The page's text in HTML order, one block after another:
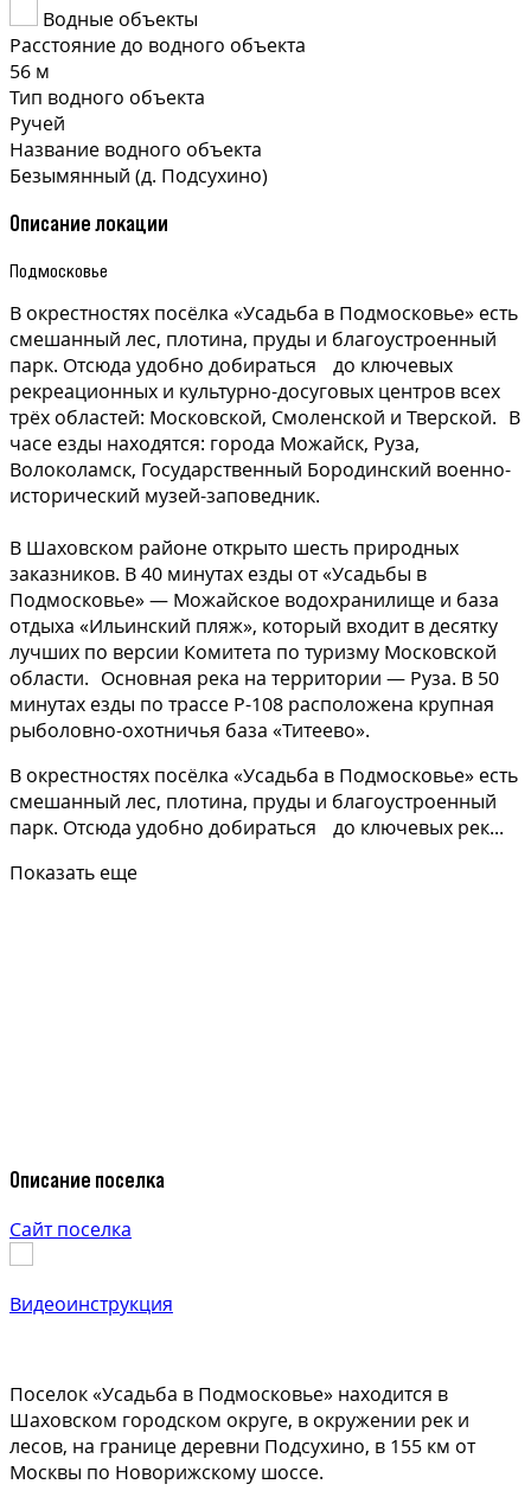
Водные объекты
Расстояние до водного объекта
56 м
Тип водного объекта
Ручей
Название водного объекта
Безымянный (д. Подсухино)
Описание локации
Подмосковье
В окрестностях посёлка «Усадьба в Подмосковье» есть
смешанный лес, плотина, пруды и благоустроенный
парк. Отсюда удобно добираться до ключевых
рекреационных и культурно-досуговых центров всех
трёх областей: Московской, Смоленской и Тверской. В
часе езды находятся: города Можайск, Руза,
Волоколамск, Государственный Бородинский военно-
исторический музей-заповедник.
В Шаховском районе открыто шесть природных
заказников. В 40 минутах езды от «Усадьбы в
Подмосковье» — Можайское водохранилище и база
отдыха «Ильинский пляж», который входит в десятку
лучших по версии Комитета по туризму Московской
области. Основная река на территории — Руза. В 50
минутах езды по трассе Р-108 расположена крупная
рыболовно-охотничья база «Титеево».
В окрестностях посёлка «Усадьба в Подмосковье» есть
смешанный лес, плотина, пруды и благоустроенный
парк. Отсюда удобно добираться до ключевых рек...
Показать еще
Описание поселка
Сайт поселка
Видеоинструкция
Поселок «Усадьба в Подмосковье» находится в
Шаховском городском округе, в окружении рек и
лесов, на границе деревни Подсухино, в 155 км от
Москвы по Новорижскому шоссе.